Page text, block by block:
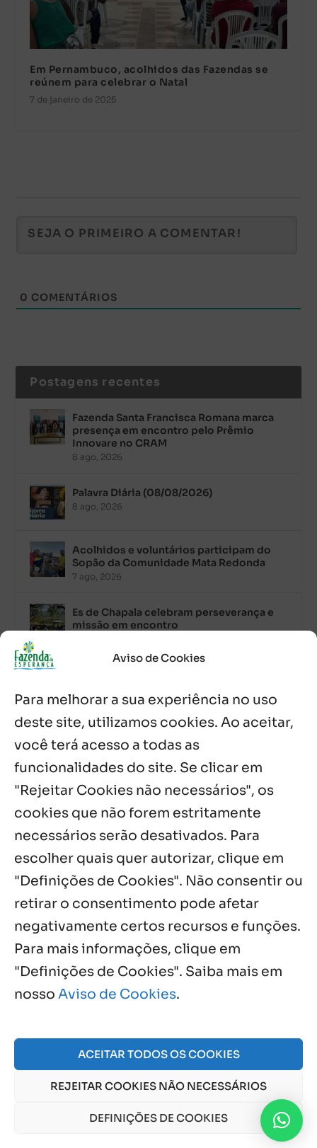
Aviso de Cookies
Para melhorar a sua experiência no uso
deste site, utilizamos cookies. Ao aceitar,
você terá acesso a todas as
funcionalidades do site. Se clicar em
"Rejeitar Cookies não necessários", os
cookies que não forem estritamente
necessários serão desativados. Para
escolher quais quer autorizar, clique em
"Definições de Cookies". Não consentir ou
retirar o consentimento pode afetar
negativamente certos recursos e funções.
Para mais informações, clique em
"Definições de Cookies". Saiba mais em
nosso Aviso de Cookies.
ACEITAR TODOS OS COOKIES
REJEITAR COOKIES NÃO NECESSÁRIOS
DEFINIÇÕES DE COOKIES
Em Pernambuco, acolhidos das Fazendas se
reúnem para celebrar o Natal
7 de janeiro de 2025
0 COMENTÁRIOS
Postagens recentes
Fazenda Santa Francisca Romana marca
presença em encontro pelo Prêmio
Innovare no CRAM
8 ago, 2026
Palavra Diária (08/08/2026)
8 ago, 2026
Acolhidos e voluntários participam do
Sopão da Comunidade Mata Redonda
7 ago, 2026
Es de Chapala celebram perseverança e
missão em encontro
Oito anos de esperança: Fazenda
Feminina de Chapala celebra aniversário
6 ago, 2026
Notícias por Categoria
Próximos Eventos
Agosto, 2026
© 2026 Obra Social Nossa Senhora da Gloria - Fazenda
da Esperança. CNPJ: 48555775000150 | Aviso de Cookies
Aviso de Privacidade